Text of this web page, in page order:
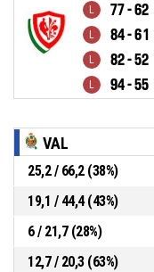
77 - 62
84 - 61
82 - 52
94 - 55
VAL
25,2 / 66,2 (38%)
19,1 / 44,4 (43%)
6 / 21,7 (28%)
12,7 / 20,3 (63%)